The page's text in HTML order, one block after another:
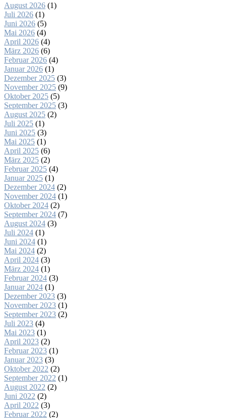
August 2026 (1)
Juli 2026 (1)
Juni 2026 (5)
Mai 2026 (4)
April 2026 (4)
März 2026 (6)
Februar 2026 (4)
Januar 2026 (1)
Dezember 2025 (3)
November 2025 (9)
Oktober 2025 (5)
September 2025 (3)
August 2025 (2)
Juli 2025 (1)
Juni 2025 (3)
Mai 2025 (1)
April 2025 (6)
März 2025 (2)
Februar 2025 (4)
Januar 2025 (1)
Dezember 2024 (2)
November 2024 (1)
Oktober 2024 (2)
September 2024 (7)
August 2024 (3)
Juli 2024 (1)
Juni 2024 (1)
Mai 2024 (2)
April 2024 (3)
März 2024 (1)
Februar 2024 (3)
Januar 2024 (1)
Dezember 2023 (3)
November 2023 (1)
September 2023 (2)
Juli 2023 (4)
Mai 2023 (1)
April 2023 (2)
Februar 2023 (1)
Januar 2023 (3)
Oktober 2022 (2)
September 2022 (1)
August 2022 (2)
Juni 2022 (2)
April 2022 (3)
Februar 2022 (2)